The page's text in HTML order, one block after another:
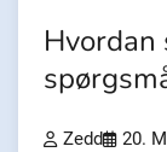
Zedd 20.